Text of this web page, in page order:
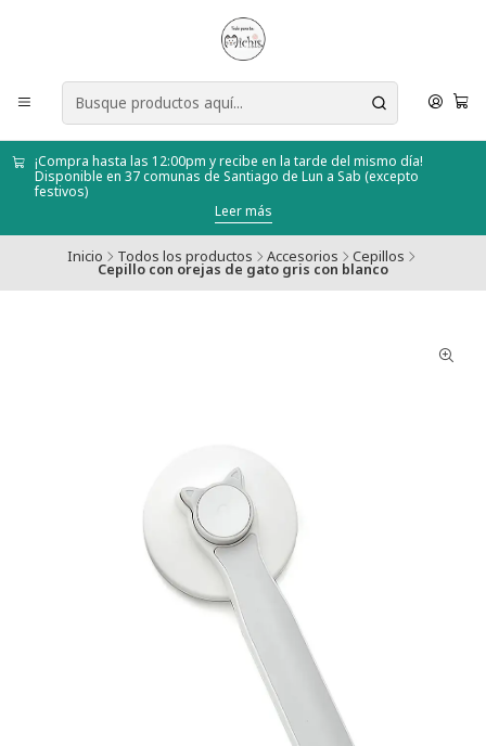
¡Compra hasta las 12:00pm y recibe en la tarde del mismo día!
Disponible en 37 comunas de Santiago de Lun a Sab (excepto
festivos)
Leer más
Inicio Todos los productos Accesorios Cepillos
Cepillo con orejas de gato gris con blanco